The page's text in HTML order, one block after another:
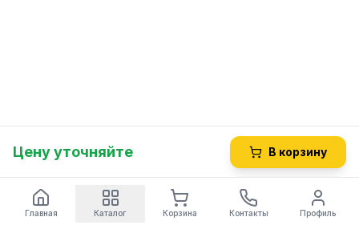
Цену уточняйте В корзину
Главная Каталог Корзина Контакты Профиль